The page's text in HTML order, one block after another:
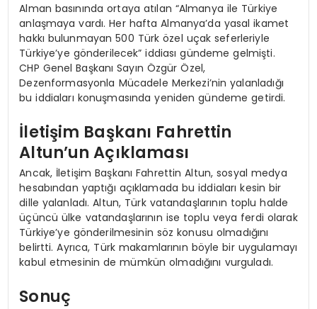
Alman basınında ortaya atılan “Almanya ile Türkiye
anlaşmaya vardı. Her hafta Almanya’da yasal ikamet
hakkı bulunmayan 500 Türk özel uçak seferleriyle
Türkiye’ye gönderilecek” iddiası gündeme gelmişti.
CHP Genel Başkanı Sayın Özgür Özel,
Dezenformasyonla Mücadele Merkezi’nin yalanladığı
bu iddiaları konuşmasında yeniden gündeme getirdi.
İletişim Başkanı Fahrettin
Altun’un Açıklaması
Ancak, İletişim Başkanı Fahrettin Altun, sosyal medya
hesabından yaptığı açıklamada bu iddiaları kesin bir
dille yalanladı. Altun, Türk vatandaşlarının toplu halde
üçüncü ülke vatandaşlarının ise toplu veya ferdi olarak
Türkiye’ye gönderilmesinin söz konusu olmadığını
belirtti. Ayrıca, Türk makamlarının böyle bir uygulamayı
kabul etmesinin de mümkün olmadığını vurguladı.
Sonuç